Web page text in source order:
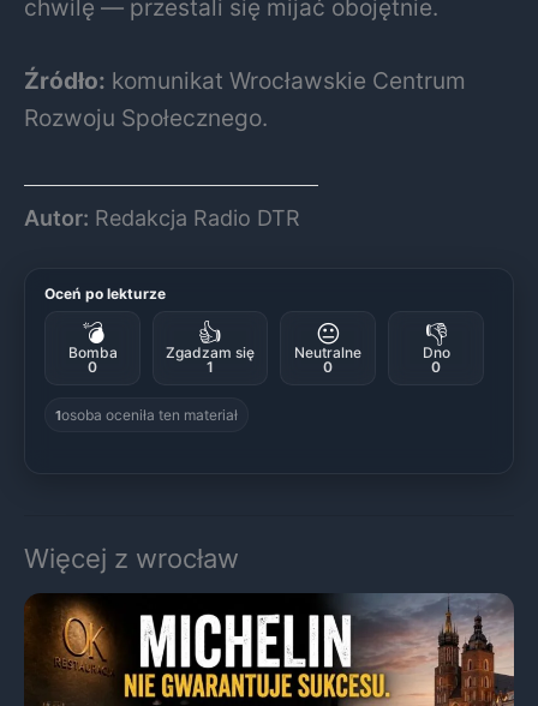
chwilę — przestali się mijać obojętnie.
Źródło: komunikat Wrocławskie Centrum
Rozwoju Społecznego.
Autor: Redakcja Radio DTR
Oceń po lekturze
💣
Bomba
0
👍
Zgadzam się
1
😐
Neutralne
0
👎
Dno
0
1osoba oceniła ten materiał
Więcej z wrocław